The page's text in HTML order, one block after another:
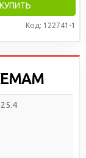
КУПИТЬ
Код: 122741-1